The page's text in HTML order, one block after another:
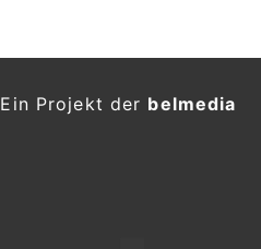
Ein Projekt der belmedia